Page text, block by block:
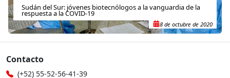
Sudán del Sur: jóvenes biotecnólogos a la vanguardia de la
respuesta a la COVID-19
8 de octubre de 2020
Contacto
(+52) 55-52-56-41-39